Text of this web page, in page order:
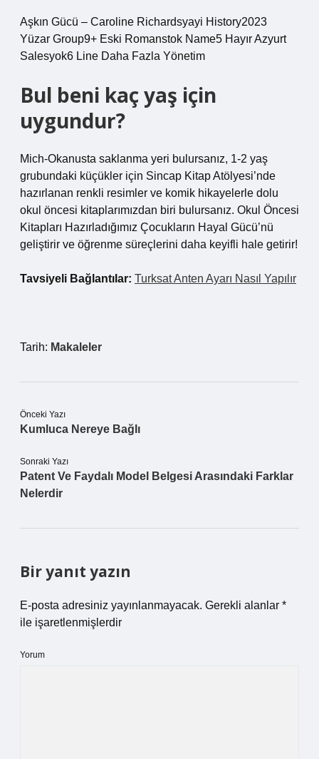
Aşkın Gücü – Caroline Richardsyayi History2023
Yüzar Group9+ Eski Romanstok Name5 Hayır Azyurt
Salesyok6 Line Daha Fazla Yönetim
Bul beni kaç yaş için
uygundur?
Mich-Okanusta saklanma yeri bulursanız, 1-2 yaş
grubundaki küçükler için Sincap Kitap Atölyesi’nde
hazırlanan renkli resimler ve komik hikayelerle dolu
okul öncesi kitaplarımızdan biri bulursanız. Okul Öncesi
Kitapları Hazırladığımız Çocukların Hayal Gücü’nü
geliştirir ve öğrenme süreçlerini daha keyifli hale getirir!
Tavsiyeli Bağlantılar: Turksat Anten Ayarı Nasıl Yapılır
Tarih: Makaleler
Önceki Yazı
Kumluca Nereye Bağlı
Sonraki Yazı
Patent Ve Faydalı Model Belgesi Arasındaki Farklar
Nelerdir
Bir yanıt yazın
E-posta adresiniz yayınlanmayacak. Gerekli alanlar *
ile işaretlenmişlerdir
Yorum